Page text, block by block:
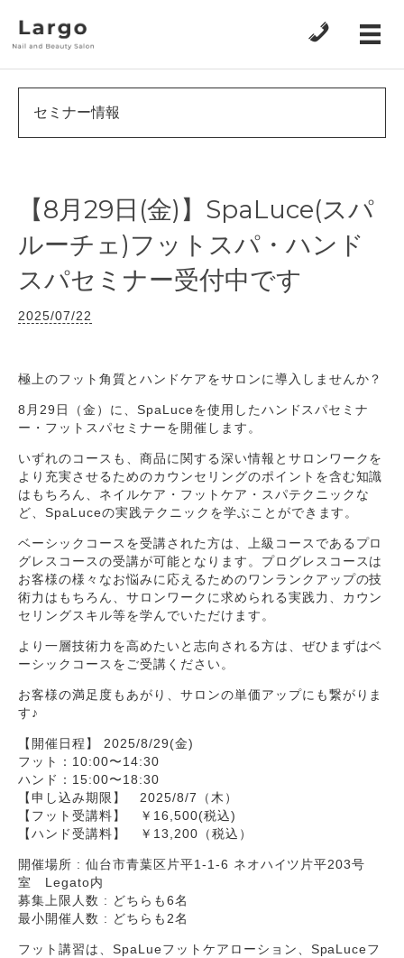
セミナー情報
【8月29日(金)】SpaLuce(スパ
ルーチェ)フットスパ・ハンド
スパセミナー受付中です
2025/07/22
極上のフット角質とハンドケアをサロンに導入しませんか？
8月29日（金）に、SpaLuceを使用したハンドスパセミナ
ー・フットスパセミナーを開催します。
いずれのコースも、商品に関する深い情報とサロンワークを
より充実させるためのカウンセリングのポイントを含む知識
はもちろん、ネイルケア・フットケア・スパテクニックな
ど、SpaLuceの実践テクニックを学ぶことができます。
ベーシックコースを受講された方は、上級コースであるプロ
グレスコースの受講が可能となります。プログレスコースは
お客様の様々なお悩みに応えるためのワンランクアップの技
術力はもちろん、サロンワークに求められる実践力、カウン
セリングスキル等を学んでいただけます。
より一層技術力を高めたいと志向される方は、ぜひまずはベ
ーシックコースをご受講ください。
お客様の満足度もあがり、サロンの単価アップにも繋がりま
す♪
【開催日程】 2025/8/29(金)
フット：10:00〜14:30
ハンド：15:00〜18:30
【申し込み期限】 2025/8/7（木）
【フット受講料】 ￥16,500(税込)
【ハンド受講料】 ￥13,200（税込）
開催場所 : 仙台市青葉区片平1-1-6 ネオハイツ片平203号
室 Legato内
募集上限人数 : どちらも6名
最小開催人数 : どちらも2名
フット講習は、SpaLueフットケアローション、SpaLuceフ